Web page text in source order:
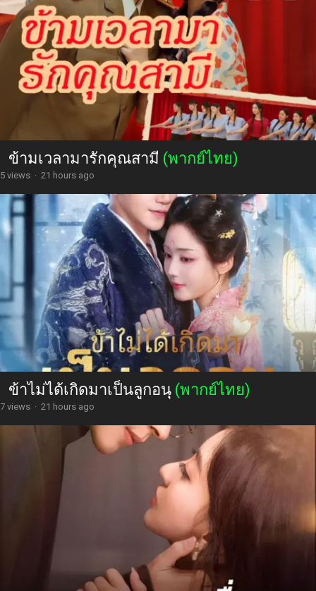
ข้ามเวลามารักคุณสามี (พากย์ไทย)
5 views · 21 hours ago
ข้าไม่ได้เกิดมาเป็นลูกอนุ (พากย์ไทย)
7 views · 21 hours ago